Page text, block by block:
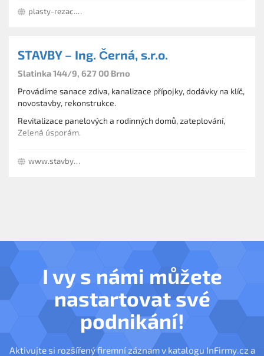
výstelku dodávkových automobilů v potravinářství a
opravami plastových dílů a automobilovém průmyslu.
plasty-rezac.cz
STAVBY – Ing. Černá, s.r.o.
Slatinka 144/9, 627 00 Brno
Provádíme sanace zdiva, kanalizace přípojky, dodávky na klíč,
novostavby, rekonstrukce.
Revitalizace panelových a rodinných domů, zateplování,
Zelená úsporám.
www.stavby-cerna.cz
I vy s námi můžete
nastartovat své
podnikání!
Aktivujte si rozšířený firemní záznam v katalogu InFirmy.cz a